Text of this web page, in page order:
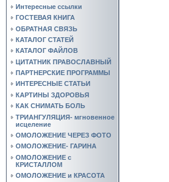
Интересные ссылки
ГОСТЕВАЯ КНИГА
ОБРАТНАЯ СВЯЗЬ
КАТАЛОГ СТАТЕЙ
КАТАЛОГ ФАЙЛОВ
ЦИТАТНИК ПРАВОСЛАВНЫЙ
ПАРТНЕРСКИЕ ПРОГРАММЫ
ИНТЕРЕСНЫЕ СТАТЬИ
КАРТИНЫ ЗДОРОВЬЯ
КАК СНИМАТЬ БОЛЬ
ТРИАНГУЛЯЦИЯ- мгновенное
исцеление
ОМОЛОЖЕНИЕ ЧЕРЕЗ ФОТО
ОМОЛОЖЕНИЕ- ГАРИНА
ОМОЛОЖЕНИЕ с
КРИСТАЛЛОМ
ОМОЛОЖЕНИЕ и КРАСОТА